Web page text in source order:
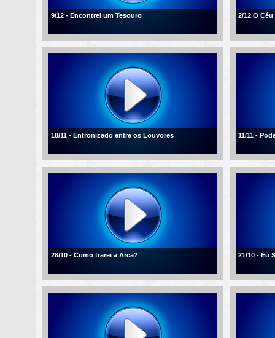
9/12 - Encontrei um Tesouro 2/12 O
18/11 - Entronizado entre os Louvores 11/11 -
28/10 - Como trarei a Arca? 21/10 - Eu